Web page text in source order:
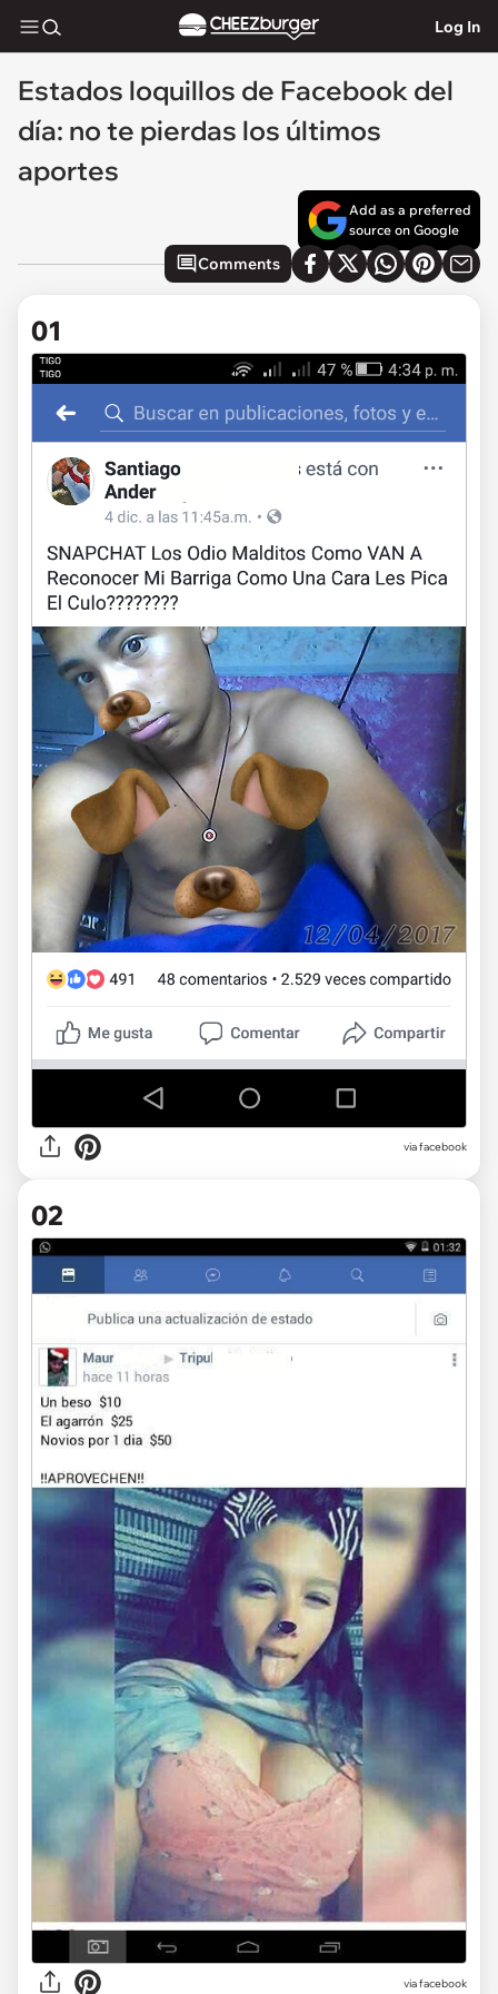
Log In
Estados loquillos de Facebook del
día: no te pierdas los últimos
aportes
Add as a preferred
source on Google
Comments
01
viafacebook
02
via facebook